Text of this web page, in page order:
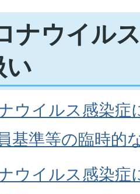
ナウイル
い
ウイルス感染症
基準等の臨時的
ウイルス感染症